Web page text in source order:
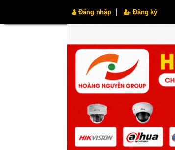
Đăng nhập Đăng ký